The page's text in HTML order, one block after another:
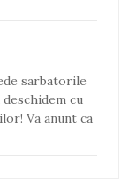
sarbatorile
cu
Va anunt ca